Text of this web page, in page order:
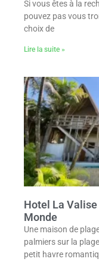
Si vous êtes à la
pouvez pas vous
choix de
Lire la suite »
Hotel La
Monde
Une maison de
palmiers sur la
petit havre